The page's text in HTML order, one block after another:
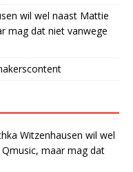
wil wel naast Mattie
mag dat niet vanwege
Witzenhausen wil wel
maar mag dat